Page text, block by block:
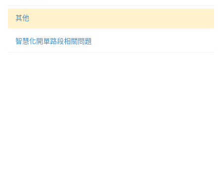
其他
智慧化開單路段相關問題